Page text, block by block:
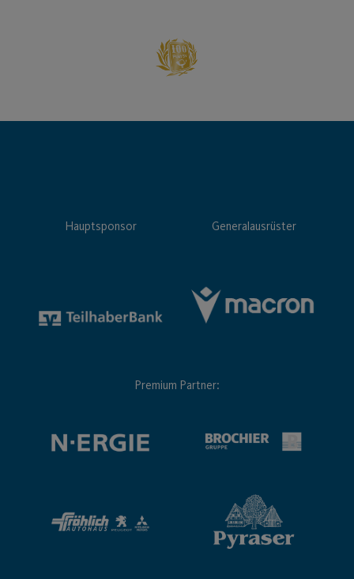
Hauptsponsor Generalausrüster
Premium Partner: